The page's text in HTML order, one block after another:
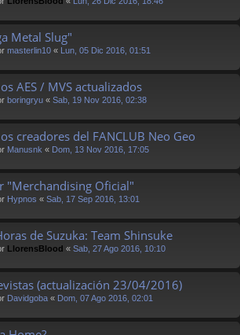
Metal Slug"
masterlin10 « Lun, 05 Dic 2016, 01:51
AES / MVS actualizados
boringryu « Sab, 19 Nov 2016, 02:38
creadores del FANCLUB Neo Geo
Manusnk « Dom, 13 Nov 2016, 17:05
"Merchandising Oficial"
Hypnos « Sab, 17 Sep 2016, 13:01
de Suzuka: Team Shinsuke
LlorensBlood « Sab, 27 Ago 2016, 10:10
(actualización 23/04/2016)
Davidgoba « Dom, 07 Ago 2016, 02:01